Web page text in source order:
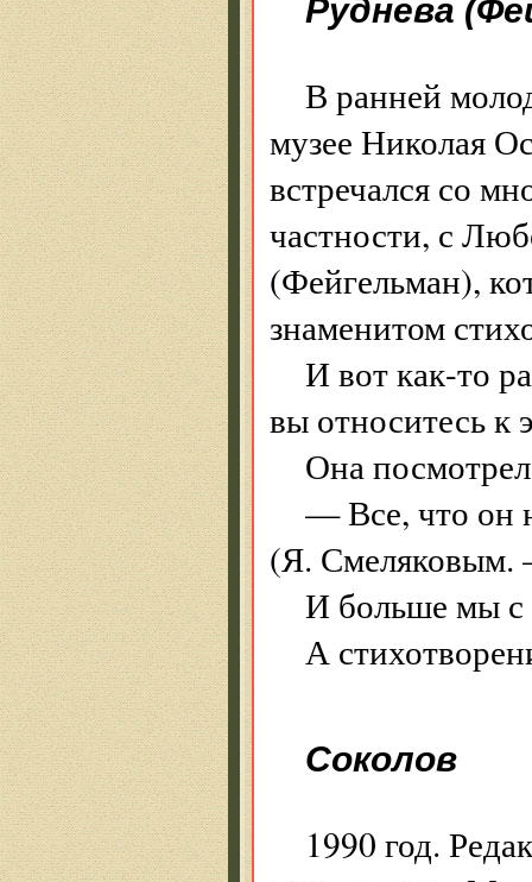
Руднева
В ранней
музее Николая
встречался со
частности, с
(Фейгельман),
знаменитом
И вот как-то
вы относитесь к
Она
— Все, что он
(Я.
И больше мы с
А
Соколов
1990 год.